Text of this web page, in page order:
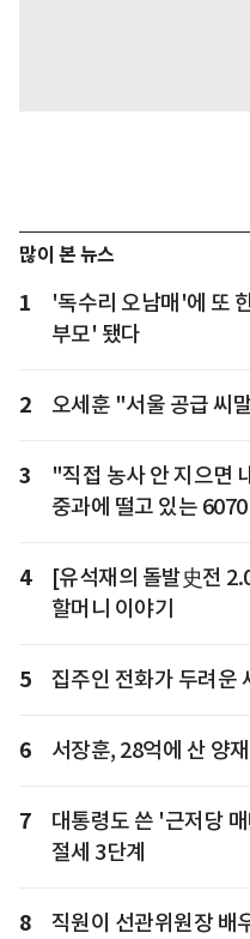
많이 본 뉴스
1
'독수리 오남매'에 또
부모' 됐다
2 오세훈 "서울 공급 씨
3
"직접 농사 안 지으면
중과에 떨고 있는 6070
4
[유석재의 돌발史전
할머니 이야기
5 집주인 전화가 두려운
6 서장훈, 28억에 산 양
7
대통령도 쓴 '근저당
절세 3단계
8
직원이 선관위원장